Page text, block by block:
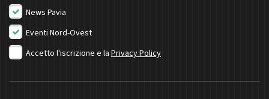
News Pavia
Eventi Nord-Ovest
Accetto l'iscrizione e la Privacy Policy